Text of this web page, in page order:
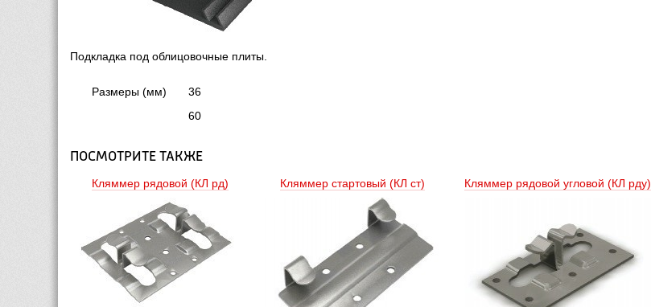
Подкладка под облицовочные плиты.
Размеры (мм)
36
60
ПОСМОТРИТЕ ТАКЖЕ
Кляммер рядовой (КЛ рд) Кляммер стартовый (КЛ ст) Кляммер рядовой угловой (КЛ рду)